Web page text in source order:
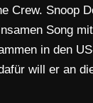
Crew. Snoop
Song
in den
will er an